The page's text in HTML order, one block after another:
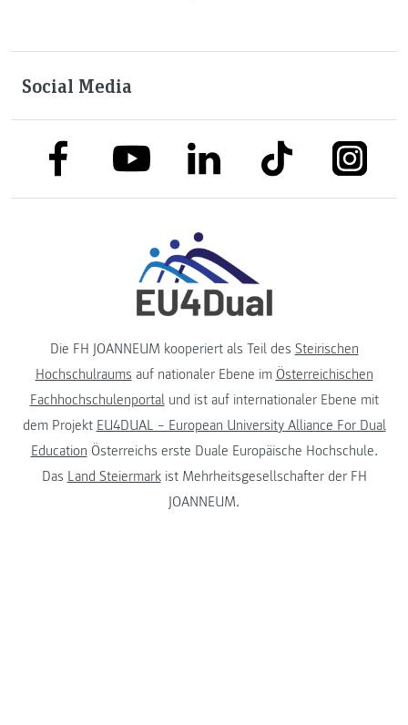
Social Media
link to facebooklink to youtubelink to linkedinlink to tiktok
Die FH JOANNEUM kooperiert als Teil des Steirischen
Hochschulraums auf nationaler Ebene im Österreichischen
Fachhochschulenportalund ist auf internationaler Ebene mit
dem Projekt EU4DUAL – European University Alliance For Dual
Education Österreichs erste Duale Europäische Hochschule.
Das Land Steiermarkist Mehrheitsgesellschafter der FH
JOANNEUM.